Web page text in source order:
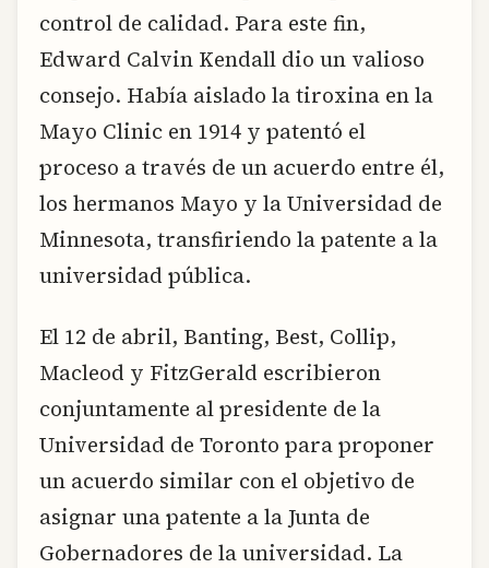
control de calidad. Para este fin,
Edward Calvin Kendall dio un valioso
consejo. Había aislado la tiroxina en la
Mayo Clinic en 1914 y patentó el
proceso a través de un acuerdo entre él,
los hermanos Mayo y la Universidad de
Minnesota, transfiriendo la patente a la
universidad pública.
El 12 de abril, Banting, Best, Collip,
Macleod y FitzGerald escribieron
conjuntamente al presidente de la
Universidad de Toronto para proponer
un acuerdo similar con el objetivo de
asignar una patente a la Junta de
Gobernadores de la universidad. La